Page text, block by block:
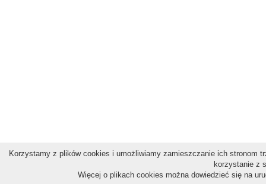
Korzystamy z plików cookies i umożliwiamy zamieszczanie ich stronom
korzystanie z
Więcej o plikach cookies można dowiedzieć się na